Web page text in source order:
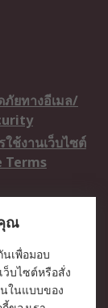
ยทางอีเมล/
ใช้งานเว็บไซต์
Terms
มพันธ์ / Press
ณ
เพื่อมอบ
บไซต์หรือสั่ง
ในแบบของ